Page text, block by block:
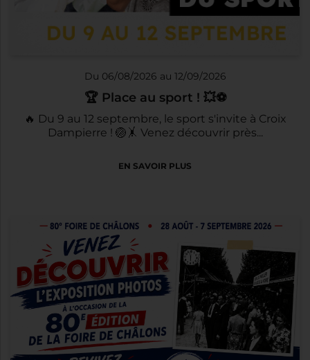
Du 06/08/2026 au 12/09/2026
🏆 Place au sport ! 💥⚽
🔥 Du 9 au 12 septembre, le sport s'invite à Croix
Dampierre ! 🏐🤸 Venez découvrir près...
EN SAVOIR PLUS